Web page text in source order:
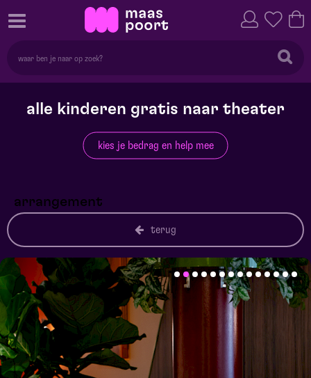
alle kinderen gratis naar theater
kies je bedrag en help mee
arrangement
terug